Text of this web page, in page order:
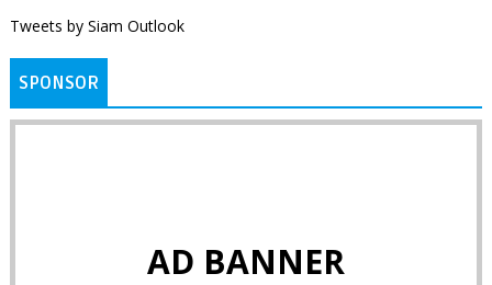
Tweets by Siam Outlook
SPONSOR
AD BANNER